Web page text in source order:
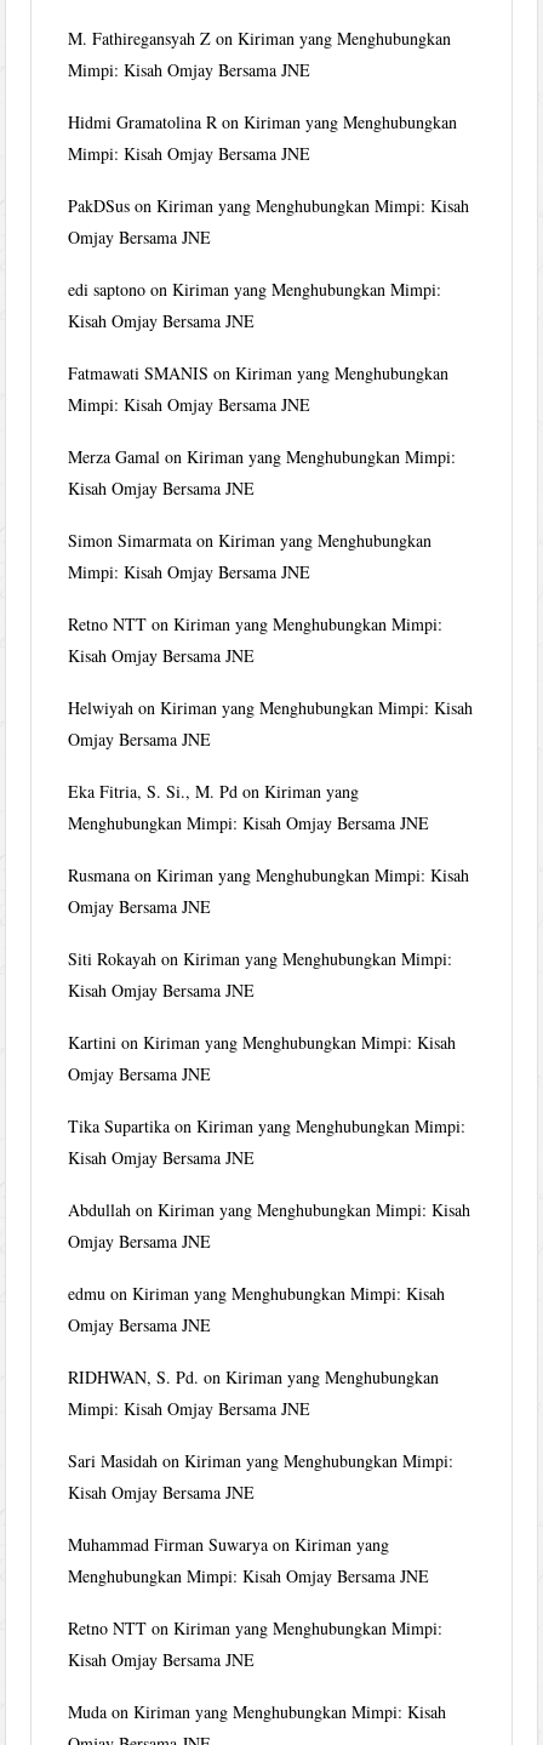
M. Fathiregansyah Z onKiriman yang Menghubungkan
Mimpi: Kisah Omjay Bersama JNE
Hidmi Gramatolina R onKiriman yang Menghubungkan
Mimpi: Kisah Omjay Bersama JNE
PakDSus onKiriman yang Menghubungkan Mimpi: Kisah
Omjay Bersama JNE
edi saptono onKiriman yang Menghubungkan Mimpi:
Kisah Omjay Bersama JNE
Fatmawati SMANIS onKiriman yang Menghubungkan
Mimpi: Kisah Omjay Bersama JNE
Merza Gamal onKiriman yang Menghubungkan Mimpi:
Kisah Omjay Bersama JNE
Simon Simarmata onKiriman yang Menghubungkan
Mimpi: Kisah Omjay Bersama JNE
Retno NTT onKiriman yang Menghubungkan Mimpi:
Kisah Omjay Bersama JNE
Helwiyah onKiriman yang Menghubungkan Mimpi: Kisah
Omjay Bersama JNE
Eka Fitria, S. Si., M. Pd onKiriman yang
Menghubungkan Mimpi: Kisah Omjay Bersama JNE
Rusmana onKiriman yang Menghubungkan Mimpi: Kisah
Omjay Bersama JNE
Siti Rokayah onKiriman yang Menghubungkan Mimpi:
Kisah Omjay Bersama JNE
Kartini onKiriman yang Menghubungkan Mimpi: Kisah
Omjay Bersama JNE
Tika Supartika onKiriman yang Menghubungkan Mimpi:
Kisah Omjay Bersama JNE
Abdullah onKiriman yang Menghubungkan Mimpi: Kisah
Omjay Bersama JNE
edmu onKiriman yang Menghubungkan Mimpi: Kisah
Omjay Bersama JNE
RIDHWAN, S. Pd. onKiriman yang Menghubungkan
Mimpi: Kisah Omjay Bersama JNE
Sari Masidah onKiriman yang Menghubungkan Mimpi:
Kisah Omjay Bersama JNE
Muhammad Firman Suwarya onKiriman yang
Menghubungkan Mimpi: Kisah Omjay Bersama JNE
Retno NTT onKiriman yang Menghubungkan Mimpi:
Kisah Omjay Bersama JNE
Muda onKiriman yang Menghubungkan Mimpi: Kisah